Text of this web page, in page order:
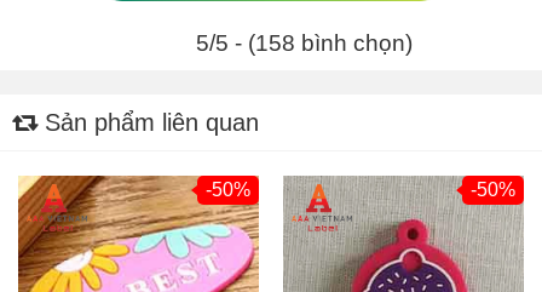
5/5 - (158 bình chọn)
Sản phẩm liên quan
-50% -50%